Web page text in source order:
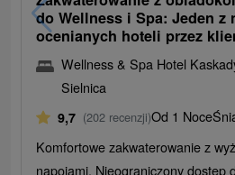
do Wellness i Spa: Jeden z
ocenianych hoteli przez
Wellness & Spa Hotel
Sielnica
9,7 (202 recenzji)Od 1 Noce
Komfortowe zakwaterowanie z
napojami. Nieograniczony dostęp